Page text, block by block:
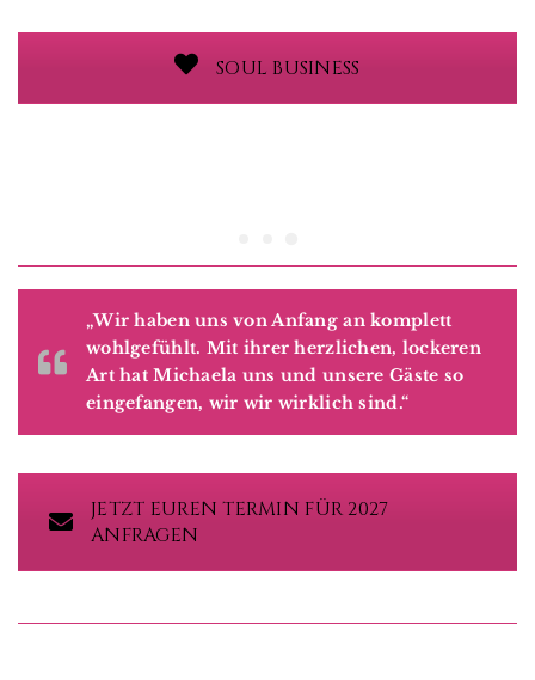
SOUL BUSINESS
„Wir haben uns von Anfang an komplett
wohlgefühlt. Mit ihrer herzlichen, lockeren
Art hat Michaela uns und unsere Gäste so
eingefangen, wir wir wirklich sind.“
JETZT EUREN TERMIN FÜR 2027
ANFRAGEN